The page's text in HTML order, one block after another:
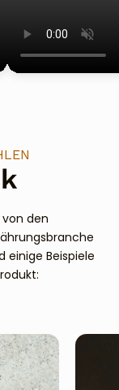
den
einige Beispiele